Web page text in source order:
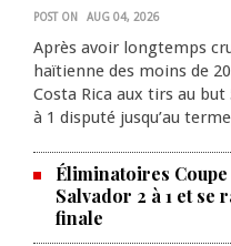
POST ON AUG 04, 2026
Après avoir longtemps
haïtienne des moins de
Costa Rica aux tirs au but
à 1 disputé jusqu’au
Éliminatoires
Salvador 2 à 1 et se
finale